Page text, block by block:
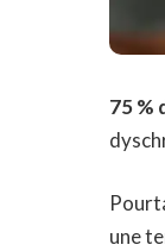
75 %
une